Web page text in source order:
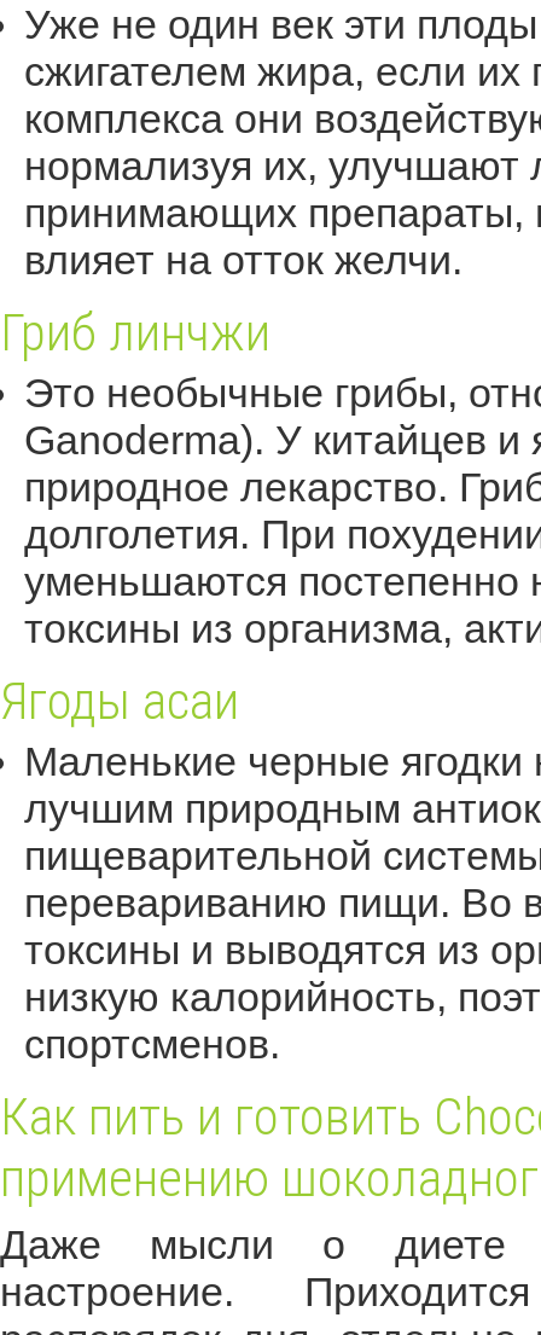
Уже не один век эти
сжигателем жира, если их
комплекса они
нормализуя их,
принимающих препараты,
влияет на отток желчи.
Гриб линчжи
Это необычные грибы,
Ganoderma). У китайцев и
природное лекарство.
долголетия. При
уменьшаются постепенно
токсины из организма,
Ягоды асаи
Маленькие черные
лучшим природным
пищеварительной
перевариванию пищи. Во
токсины и выводятся из
низкую калорийность,
спортсменов.
Как пить и готовить
применению
Даже мысли о диете
настроение.